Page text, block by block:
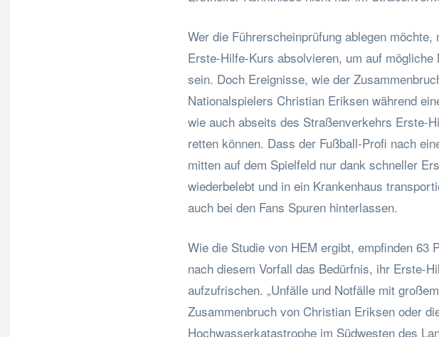
Wer die Führerscheinprüfung ablegen
Erste-Hilfe-Kurs absolvieren, um auf
sein. Doch Ereignisse, wie der
Nationalspielers Christian Eriksen während
wie auch abseits des Straßenverkehrs Erste-
retten können. Dass der Fußball-Profi nach
mitten auf dem Spielfeld nur dank schneller
wiederbelebt und in ein Krankenhaus
auch bei den Fans Spuren hinterlassen.
Wie die Studie von HEM ergibt, empfinden 63
nach diesem Vorfall das Bedürfnis, ihr Erste-
aufzufrischen. „Unfälle und Notfälle mit
Zusammenbruch von Christian Eriksen oder
Hochwasserkatastrophe im Südwesten des